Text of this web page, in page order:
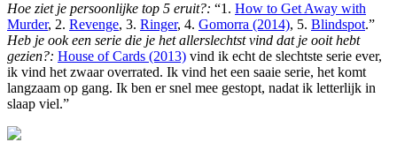
Hoe ziet je persoonlijke top 5 eruit?: “1. How to Get Away with
Murder, 2. Revenge, 3. Ringer, 4. Gomorra (2014), 5. Blindspot.”
Heb je ook een serie die je het allerslechtst vind dat je ooit hebt
gezien?: House of Cards (2013) vind ik echt de slechtste serie ever,
ik vind het zwaar overrated. Ik vind het een saaie serie, het komt
langzaam op gang. Ik ben er snel mee gestopt, nadat ik letterlijk in
slaap viel.”